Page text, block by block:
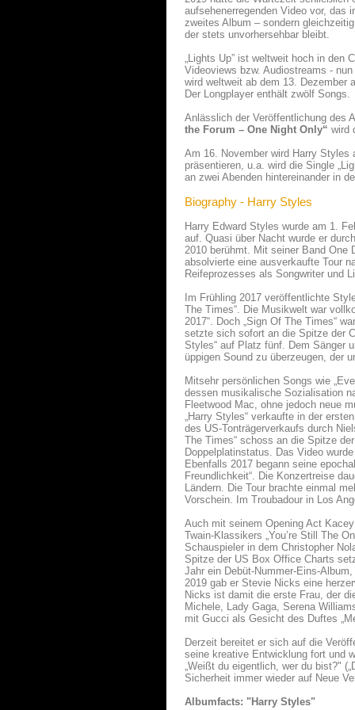
aufsehenerregenden Video vor, das
zweites Album – sondern
der stets unvorhersehbar bleibt.
„Lights Up” ist weltweit hoch in den
Videoviews bzw. Audiostreams -
wird weltweit ab dem 13. Dezember
Der Longplayer enthält zwölf Songs.
Anlässlich der Veröffentlichung des
the Forum – One Night Only“ wird
Am 16. November wird Harry
präsentieren, u.a. wird die Single
an zwei Abenden hintereinander in
Biography - Harry Styles
Harry Edward Styles wurde am 1.
auf. Quasi über Nacht wurde er
2010 berühmt. Mit seiner Band One
absolvierte eine ausverkaufte Tour
Reifeprozesses als Songwriter und
Im Frühling 2017 veröffentlichte
The Times“. Die Musikwelt war
2017“. Doch „Sign Of The Times“
setzte sich sofort an die Spitze der
Styles“ auf Platz fünf. Dem Sänger
üppigen Sound zu überzeugen, der
Mitsehr persönlichen Songs wie
dessen musikalische Sozialisation
Fleetwood Mac, ohne jedoch neue
„Harry Styles“ verkaufte in der
des US-Tonträgerverkaufs durch
The Times“ schoss an die Spitze
Doppelplatinstatus. Das Video
Ebenfalls 2017 begann seine
Freundlichkeit“. Die Konzertreise
Ländern. Die Tour brachte einmal
Vorschein. Im Troubadour in Los
Auch mit seinem Opening Act
Twain-Klassikers „You’re Still The
Schauspieler in dem Christopher
Spitze der US Box Office Charts
Jahr ein Debüt-Nummer-Eins-
2019 gab er Stevie Nicks eine
Nicks ist damit die erste Frau, der
Michele, Lady Gaga, Serena
mit Gucci als Gesicht des Duftes
Derzeit bereitet er sich auf die
seine kreative Entwicklung fort und
„Weißt du eigentlich, wer du bist?"
Sicherheit immer wieder auf Neue
Albumfacts: "Harry Styles"